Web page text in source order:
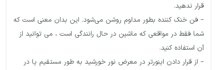
قرار ندهید.
– فن خنک کننده بطور مداوم روشن می‌شود. این بدان معنی است که
شما فقط در مواقعی که ماشین در حال رانندگی است ، می توانید از
آن استفاده کنید.
– از قرار دادن اینورتر در معرض نور خورشید به طور مستقیم یا در